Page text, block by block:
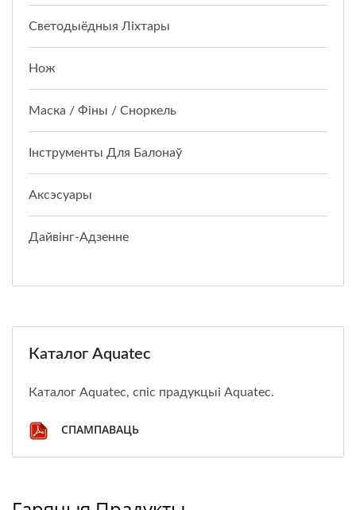
Светодыёдныя Ліхтары
Нож
Маска / Фіны / Сноркель
Інструменты Для Балонаў
Аксэсуары
Дайвінг-Адзенне
Каталог Aquatec
Каталог Aquatec, спіс прадукцыі Aquatec.
СПАМПАВАЦЬ